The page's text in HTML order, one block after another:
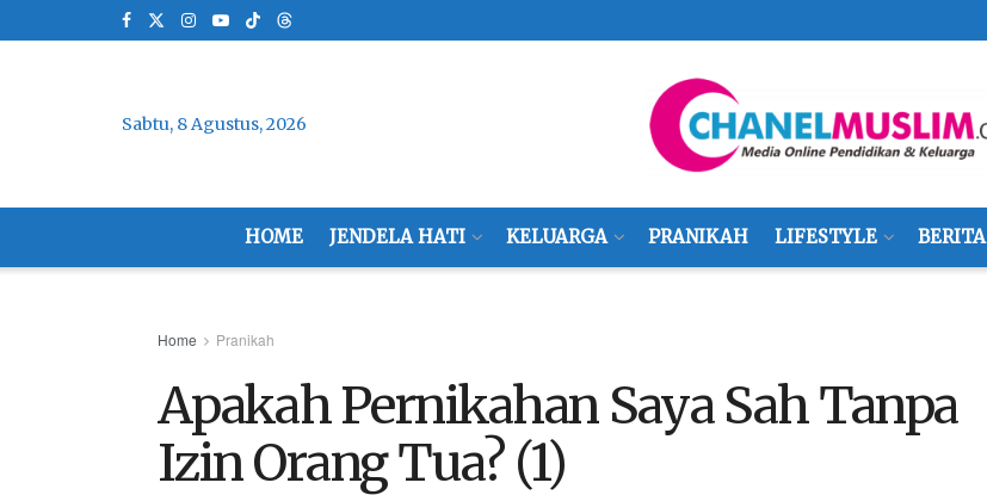
Sabtu, 8 Agustus, 2026
HOME JENDELA HATI KELUARGA PRANIKAH LIFESTYLE BERITA
Home Pranikah
Apakah Pernikahan Saya Sah Tanpa
Izin Orang Tua? (1)